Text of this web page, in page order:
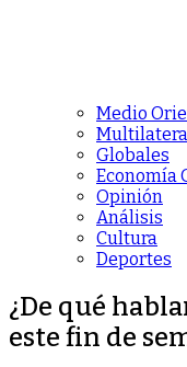
Medio
Globales
Economía
Opinión
Análisis
Cultura
Deportes
¿De qué
este fin de